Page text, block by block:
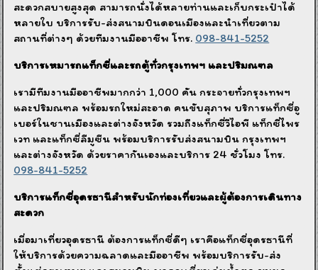
สะดวกสบายสูงสุด สามารถนั่งได้หลายท่านและเก็บกระเป๋าได้
หลายใบ บริการรับ-ส่งสนามบินดอนเมืองและนำเที่ยวตาม
สถานที่ต่างๆ ด้วยทีมงานมืออาชีพ โทร. 098-841-5252
บริการเหมารถแท็กซี่และรถตู้ทั่วกรุงเทพฯ และปริมณฑล
เรามีทีมงานมืออาชีพมากกว่า 1,000 คัน กระจายทั่วกรุงเทพฯ
และปริมณฑล พร้อมรถใหม่สะอาด คนขับสุภาพ บริการแท็กซี่อู
เบอร์ในชานเมืองและต่างจังหวัด รวมถึงแท็กซี่วีไอพี แท็กซี่ไพร
เวท และแท็กซี่ลีมูซีน พร้อมบริการรับส่งสนามบิน กรุงเทพฯ
และต่างจังหวัด ด้วยราคากันเองและบริการ 24 ชั่วโมง โทร.
098-841-5252
บริการแท็กซี่อุดรธานีสำหรับนักท่องเที่ยวและผู้ต้องการเดินทาง
สะดวก
เมื่อมาเที่ยวอุดรธานี ต้องการแท็กซี่ดีๆ เราคือแท็กซี่อุดรธานีที่
ให้บริการด้วยความฉลาดและมืออาชีพ พร้อมบริการรับ-ส่ง